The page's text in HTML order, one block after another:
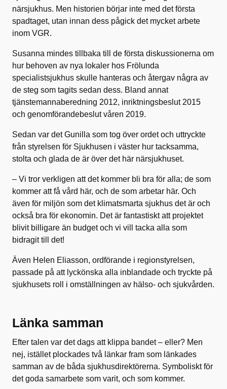
närsjukhus. Men historien börjar inte med det första
spadtaget, utan innan dess pågick det mycket arbete
inom VGR.
Susanna mindes tillbaka till de första diskussionerna om
hur behoven av nya lokaler hos Frölunda
specialistsjukhus skulle hanteras och återgav några av
de steg som tagits sedan dess. Bland annat
tjänstemannaberedning 2012, inriktningsbeslut 2015
och genomförandebeslut våren 2019.
Sedan var det Gunilla som tog över ordet och uttryckte
från styrelsen för Sjukhusen i väster hur tacksamma,
stolta och glada de är över det här närsjukhuset.
– Vi tror verkligen att det kommer bli bra för alla; de som
kommer att få vård här, och de som arbetar här. Och
även för miljön som det klimatsmarta sjukhus det är och
också bra för ekonomin. Det är fantastiskt att projektet
blivit billigare än budget och vi vill tacka alla som
bidragit till det!
Även Helen Eliasson, ordförande i regionstyrelsen,
passade på att lyckönska alla inblandade och tryckte på
sjukhusets roll i omställningen av hälso- och sjukvården.
Länka samman
Efter talen var det dags att klippa bandet – eller? Men
nej, istället plockades två länkar fram som länkades
samman av de båda sjukhusdirektörerna. Symboliskt för
det goda samarbete som varit, och som kommer.